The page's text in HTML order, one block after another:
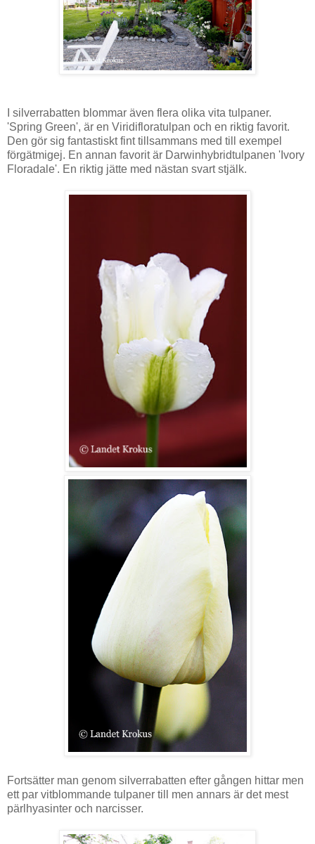
I silverrabatten blommar även flera olika vita tulpaner.
'Spring Green', är en Viridifloratulpan och en riktig favorit.
Den gör sig fantastiskt fint tillsammans med till exempel
förgätmigej. En annan favorit är Darwinhybridtulpanen 'Ivory
Floradale'. En riktig jätte med nästan svart stjälk.
Fortsätter man genom silverrabatten efter gången hittar men
ett par vitblommande tulpaner till men annars är det mest
pärlhyasinter och narcisser.